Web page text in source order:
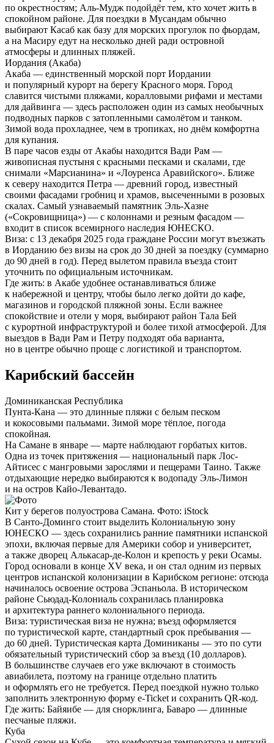
по окрестностям; Аль-Мудж подойдёт тем, кто хочет жить в
спокойном районе. Для поездки в Мусандам обычно
выбирают Касаб как базу для морских прогулок по фьордам,
а на Масиру едут на несколько дней ради островной
атмосферы и длинных пляжей.
Иордания (Акаба)
Акаба — единственный морской порт Иордании
и популярный курорт на берегу Красного моря. Город
славится чистыми пляжами, коралловыми рифами и местами
для дайвинга — здесь расположен один из самых необычных
подводных парков с затопленными самолётом и танком.
Зимой вода прохладнее, чем в тропиках, но днём комфортна
для купания.
В паре часов езды от Акабы находится Вади Рам —
живописная пустыня с красными песками и скалами, где
снимали «Марсианина» и «Лоуренса Аравийского». Ближе
к северу находится Петра — древний город, известный
своими фасадами гробниц и храмов, высеченными в розовых
скалах. Самый узнаваемый памятник Эль-Хазне
(«Сокровищница») — с колоннами и резным фасадом —
входит в список всемирного наследия ЮНЕСКО.
Виза: с 13 декабря 2025 года граждане России могут въезжать
в Иорданию без визы на срок до 30 дней за поездку (суммарно
до 90 дней в год). Перед вылетом правила въезда стоит
уточнить по официальным источникам.
Где жить: в Акабе удобнее останавливаться ближе
к набережной и центру, чтобы было легко дойти до кафе,
магазинов и городской пляжной зоны. Если важнее
спокойствие и отели у моря, выбирают район Тала Бей
с курортной инфраструктурой и более тихой атмосферой. Для
выездов в Вади Рам и Петру подходят оба варианта,
но в центре обычно проще с логистикой и транспортом.
Карибский бассейн
Доминиканская Республика
Пунта-Кана — это длинные пляжи с белым песком
и кокосовыми пальмами. Зимой море тёплое, погода
спокойная.
На Самане в январе — марте наблюдают горбатых китов.
Одна из точек притяжения — национальный парк Лос-
Айтисес с мангровыми зарослями и пещерами Таино. Также
отдыхающие нередко выбираются к водопаду Эль-Лимон
и на остров Кайо-Левантадо.
Кит у берегов полуострова Самана. Фото: iStock
В Санто-Доминго стоит выделить Колониальную зону
ЮНЕСКО — здесь сохранились ранние памятники испанской
эпохи, включая первые для Америки собор и университет,
а также дворец Алькасар-де-Колон и крепость у реки Осамы.
Город основали в конце XV века, и он стал одним из первых
центров испанской колонизации в Карибском регионе: отсюда
начиналось освоение острова Эспаньола. В историческом
районе Сьюдад-Колониаль сохранилась планировка
и архитектура раннего колониального периода.
Виза: туристическая виза не нужна; въезд оформляется
по туристической карте, стандартный срок пребывания —
до 60 дней. Туристическая карта Доминиканы — это по сути
обязательный туристический сбор за въезд (10 долларов).
В большинстве случаев его уже включают в стоимость
авиабилета, поэтому на границе отдельно платить
и оформлять его не требуется. Перед поездкой нужно только
заполнить электронную форму e-Ticket и сохранить QR-код.
Где жить: Байяибе — для снорклинга, Баваро — длинные
песчаные пляжи.
Куба